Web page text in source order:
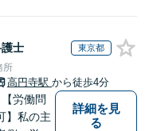
士 東京都
所
高円寺駅 から徒歩4分
【労働問
】私の主
詳細を見
る